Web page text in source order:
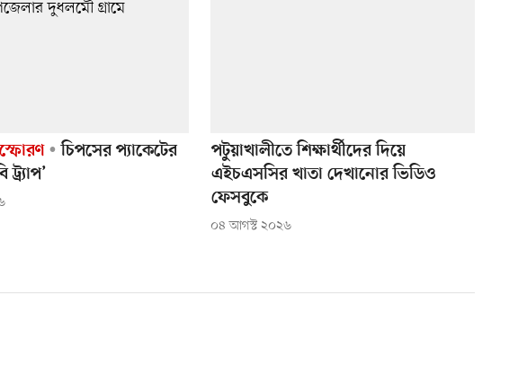
চিপসের প্যাকেটের
পটুয়াখালীতে শিক্ষার্থীদের দিয়ে
এইচএসসির খাতা দেখানোর ভিডিও
ফেসবুকে
০৪ আগস্ট ২০২৬